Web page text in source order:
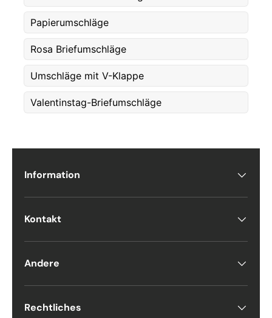
Etternavn *
E-post
Antall
Kommentarer
Papierumschläge
Rosa Briefumschläge
Umschläge mit V-Klappe
Valentinstag-Briefumschläge
Information
Kontakt
Andere
Rechtliches